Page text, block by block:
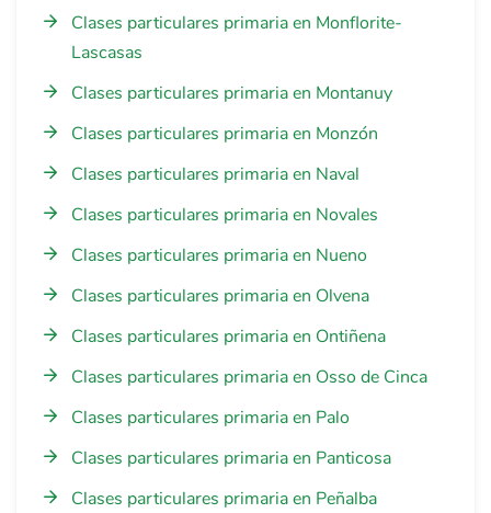
Clases particulares primaria en Monflorite-
Lascasas
Clases particulares primaria en Montanuy
Clases particulares primaria en Monzón
Clases particulares primaria en Naval
Clases particulares primaria en Novales
Clases particulares primaria en Nueno
Clases particulares primaria en Olvena
Clases particulares primaria en Ontiñena
Clases particulares primaria en Osso de Cinca
Clases particulares primaria en Palo
Clases particulares primaria en Panticosa
Clases particulares primaria en Peñalba